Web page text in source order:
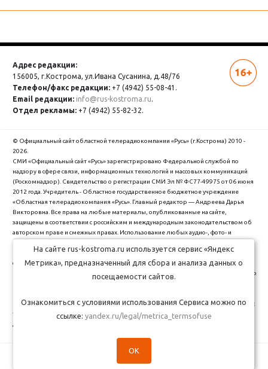
Адрес редакции:
156005, г.Кострома, ул.Ивана Сусанина, д.48/76
Телефон/факс редакции: +7 (4942) 55-08-41.
Email редакции: info@rus-kostroma.ru.
Отдел рекламы: +7 (4942) 55-82-32.
© Официальный сайт областной телерадиокомпании «Русь» (г.Кострома) 2010 -
2026.
СМИ «Официальный сайт «Русь» зарегистрировано Федеральной службой по
надзору в сфере связи, информационных технологий и массовых коммуникаций
(Роскомнадзор). Cвидетельство о регистрации СМИ Эл № ФС77-49975 от 06 июня
2012 года. Учредитель - Областное государственное бюджетное учреждение
«Областная телерадиокомпания «Русь». Главный редактор — Андреева Дарья
Викторовна. Все права на любые материалы, опубликованные на сайте,
защищены в соответствии с российским и международным законодательством об
авторском праве и смежных правах. Использование любых аудио-, фото- и
правообладателя и со ссылкой на сайт "rus-kostroma.ru" (для интернет-проектов -
с гиперссылкой).
ОГБУ Областная телерадиокомпания "Русь" использует cookie (файлы с данными о
браузера. Обработка Ваших персональных данных производится в соответствии с
требованиями Федерального закона от 27.07.2006 № 152-Ф3 "О персональных
данных".
Сделано в студииМедиасеть
На сайте rus-kostroma.ru используется сервис «Яндекс
Метрика», предназначенный для сбора и анализа данных о
посещаемости сайтов.
Ознакомиться с условиями использования Сервиса можно по
ссылке: yandex.ru/legal/metrica_termsofuse
OK